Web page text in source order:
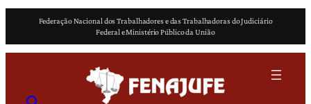
o
Federação Nacional dos Trabalhadores e das Trabalhadoras do Judiciário
Federal e Ministério Público da União